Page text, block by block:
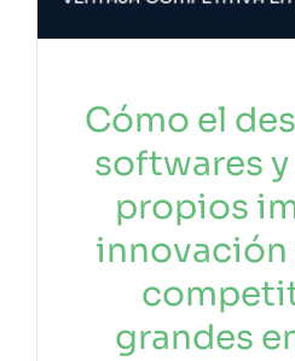
Cómo el
softwares
propios
innovación
grandes